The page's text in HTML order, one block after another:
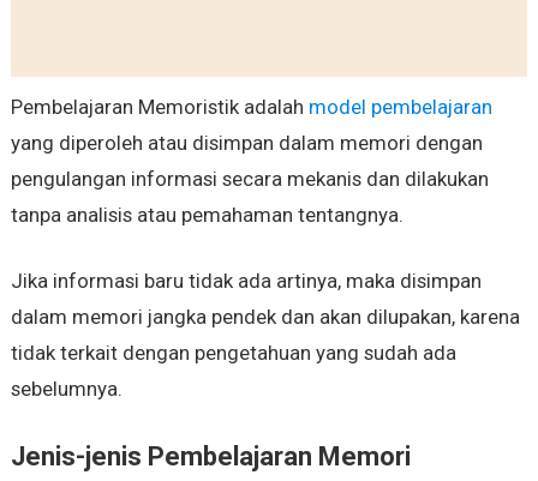
Pembelajaran Memoristik adalah model pembelajaran
yang diperoleh atau disimpan dalam memori dengan
pengulangan informasi secara mekanis dan dilakukan
tanpa analisis atau pemahaman tentangnya.
Jika informasi baru tidak ada artinya, maka disimpan
dalam memori jangka pendek dan akan dilupakan, karena
tidak terkait dengan pengetahuan yang sudah ada
sebelumnya.
Jenis-jenis Pembelajaran Memori